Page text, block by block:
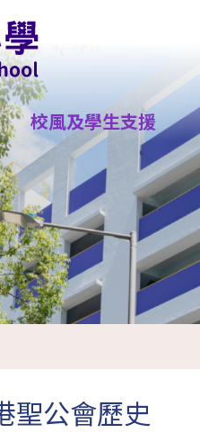
校風及學生支援
聖公會歷史